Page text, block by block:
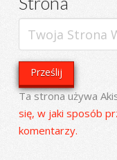
Ta strona używa
się, w jaki sposób
komentarzy.